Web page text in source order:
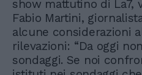
show mattutino di La7,
Fabio Martini,
alcune considerazioni
rilevazioni: “Da oggi
sondaggi. Se noi